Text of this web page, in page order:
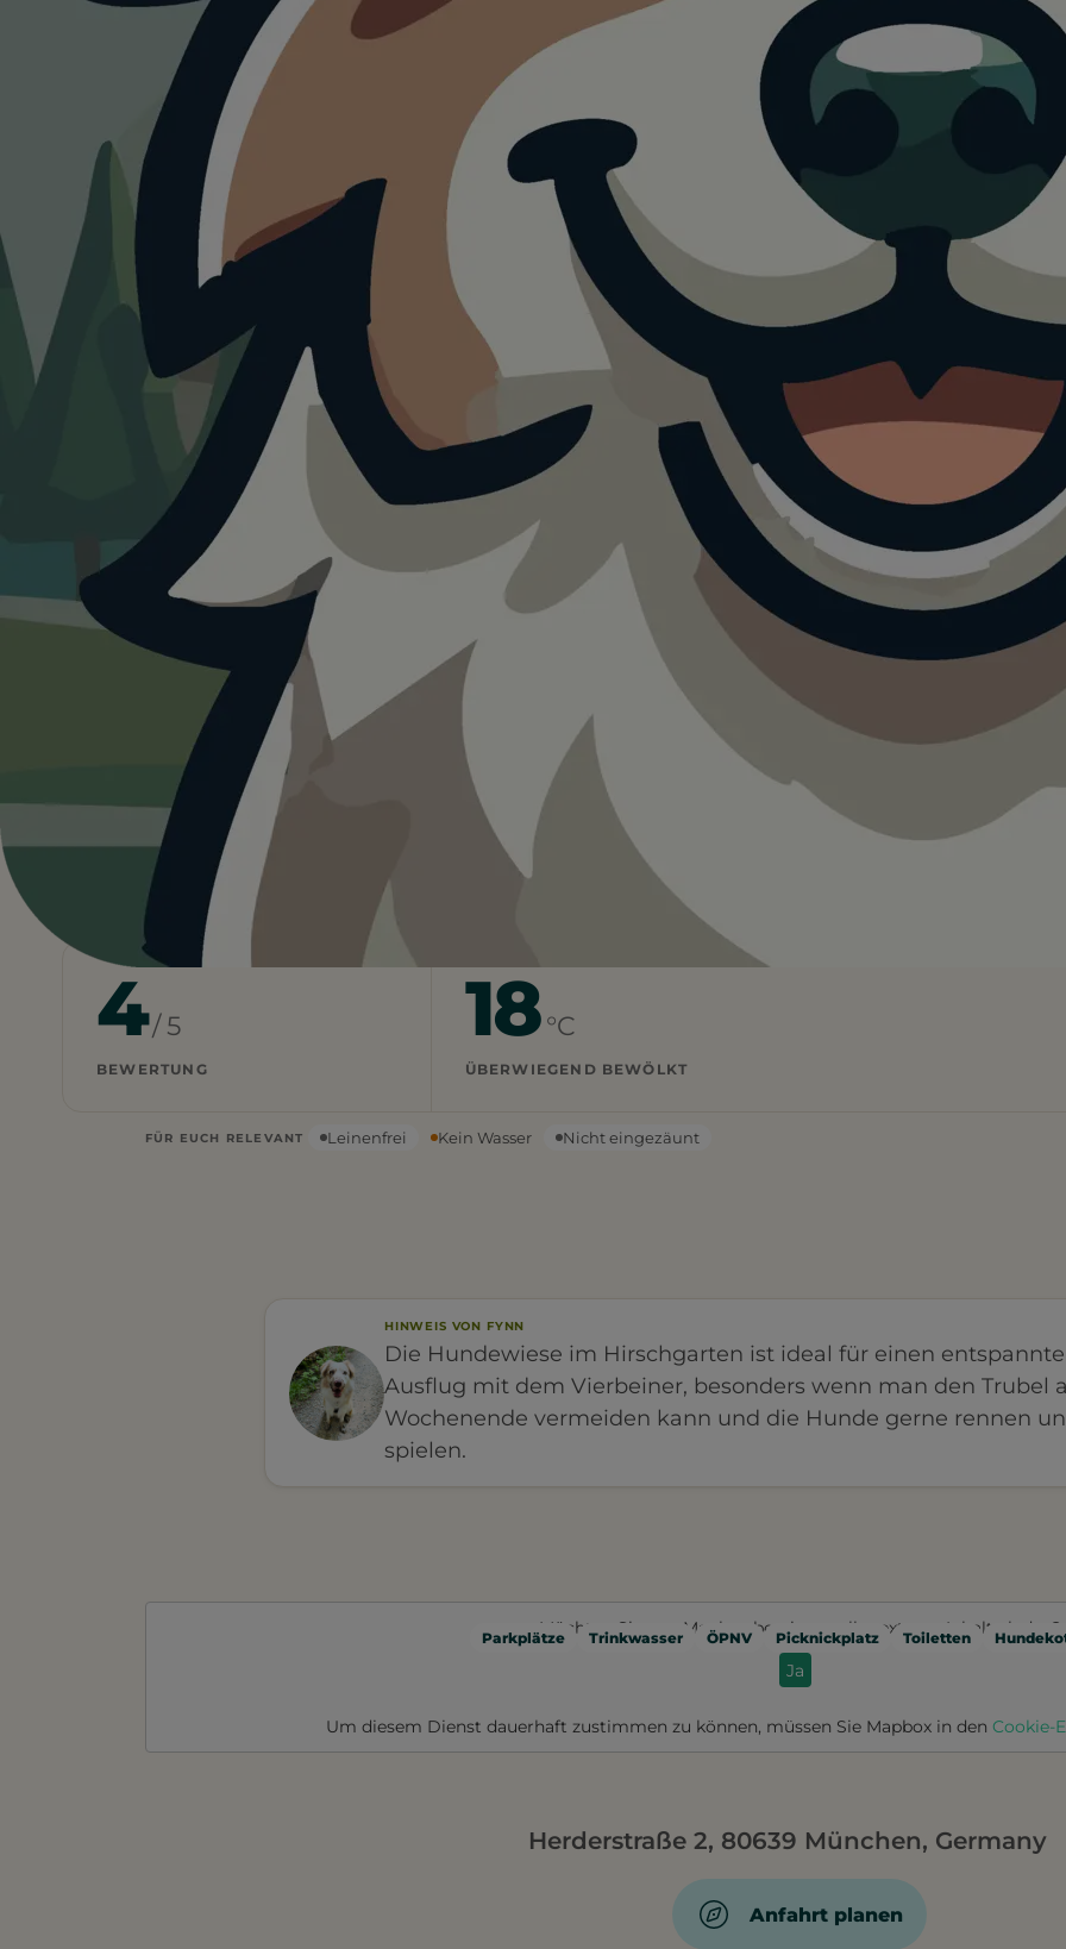
HUNDEAUSLAUF
Hundewiese im
Hirschgarten
Deutschland … Hundewiese im Hirschgarten
Heute istein guter Tag für Hundewiese im Hirschgarten.
18°C und bedeckt. Kein Regen und kein direktes Sonnenlicht. Für Hunde oft die angenehmsten
Bedingungen. Kein Wasser vor Ort, also mitnehmen.
Wetterdaten: OpenWeatherMap
4/ 5
BEWERTUNG
18°C
ÜBERWIEGEND BEWÖLKT
FÜR EUCH RELEVANT Leinenfrei Kein Wasser Nicht eingezäunt
HINWEIS VON FYNN
Die Hundewiese im Hirschgarten ist ideal für einen
Ausflug mit dem Vierbeiner, besonders wenn man den Trubel
Wochenende vermeiden kann und die Hunde gerne rennen
spielen.
Parkplätze Trinkwasser ÖPNV Picknickplatz Toiletten
Möchten Sie von Mapbox bereitgestellte externe Inhalte laden?
Ja
Um diesem Dienst dauerhaft zustimmen zu können, müssen Sie Mapbox in den Cookie-
Herderstraße 2, 80639 München, Germany
Anfahrt planen